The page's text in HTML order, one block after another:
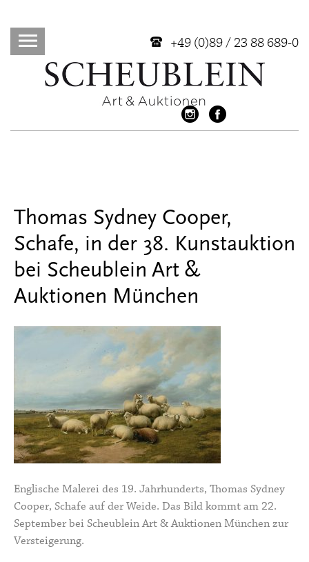
+49 (0)89 / 23 88 689-0
Thomas Sydney Cooper,
Schafe, in der 38. Kunstauktion
bei Scheublein Art &
Auktionen München
Englische Malerei des 19. Jahrhunderts, Thomas Sydney
Cooper, Schafe auf der Weide. Das Bild kommt am 22.
September bei Scheublein Art & Auktionen München zur
Versteigerung.